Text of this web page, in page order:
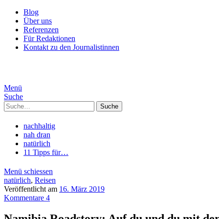
Blog
Über uns
Referenzen
Für Redaktionen
Kontakt zu den Journalistinnen
Menü
Suche
Suche
nachhaltig
nah dran
natürlich
11 Tipps für…
Menü schiessen
natürlich, Reisen
Veröffentlicht am 16. März 2019
Kommentare 4